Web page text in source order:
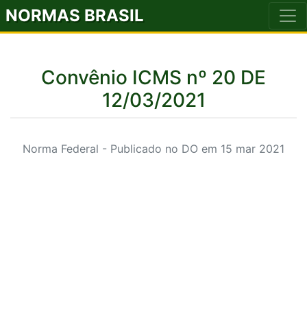
NORMAS BRASIL
Convênio ICMS nº 20 DE
12/03/2021
Norma Federal - Publicado no DO em 15 mar 2021